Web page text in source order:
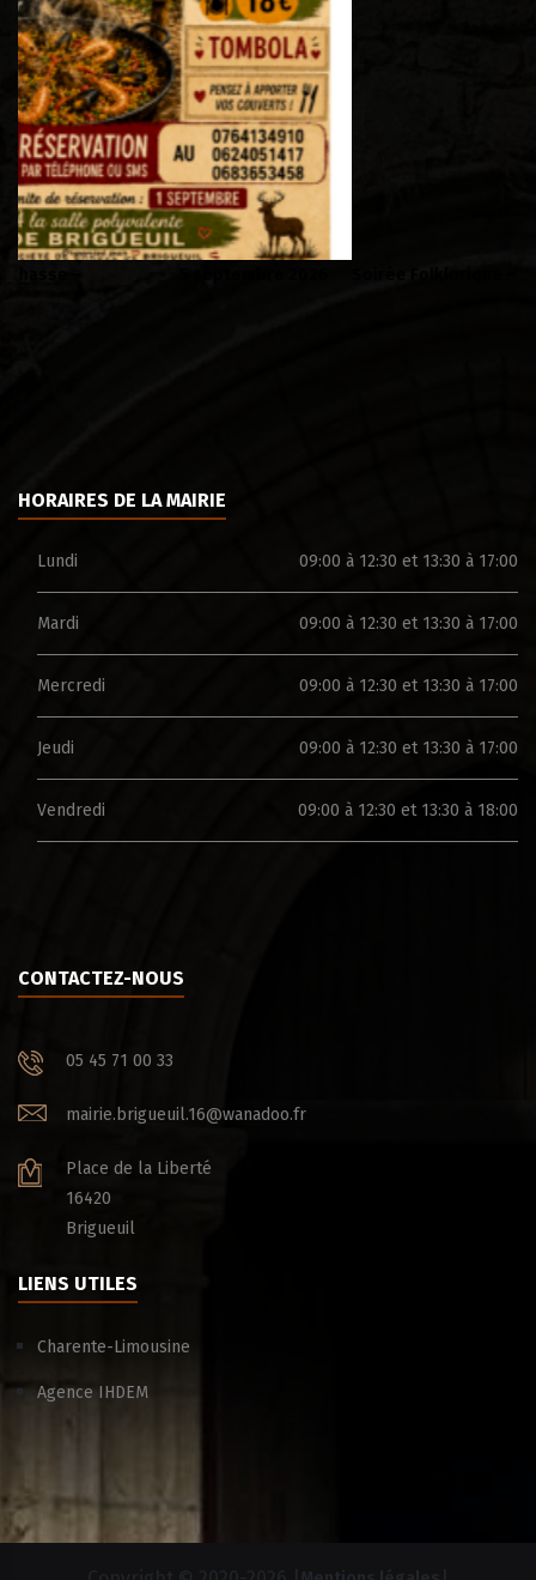
HORAIRES DE LA MAIRIE
Lundi 09:00 à 12:30 et 13:30 à 17:00
Mardi 09:00 à 12:30 et 13:30 à 17:00
Mercredi 09:00 à 12:30 et 13:30 à 17:00
Jeudi 09:00 à 12:30 et 13:30 à 17:00
Vendredi 09:00 à 12:30 et 13:30 à 18:00
CONTACTEZ-NOUS
05 45 71 00 33
mairie.brigueuil.16@wanadoo.fr
Place de la Liberté
16420
Brigueuil
LIENS UTILES
Charente-Limousine
Agence IHDEM